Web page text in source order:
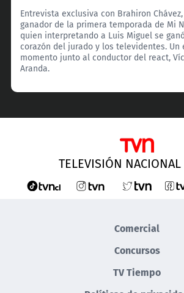
Entrevista exclusiva con Brahiron
ganador de la primera temporada de Mi
quien interpretando a Luis Miguel se
corazón del jurado y los televidentes. Un
momento junto al conductor del react,
Aranda.
TELEVISIÓN
Comercial
Concursos
TV Tiempo